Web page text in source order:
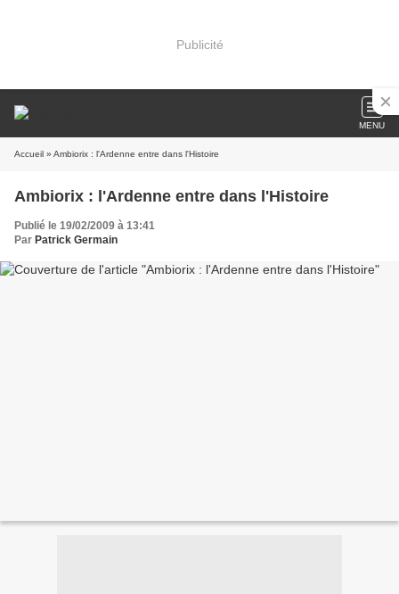
Publicité
MENU
Accueil » Ambiorix : l'Ardenne entre dans l'Histoire
Ambiorix : l'Ardenne entre dans l'Histoire
Publié le 19/02/2009 à 13:41
Par Patrick Germain